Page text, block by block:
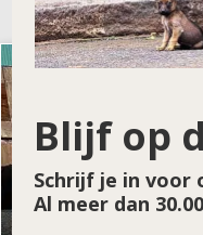
Blijf op
Schrijf je in voor
Al meer dan